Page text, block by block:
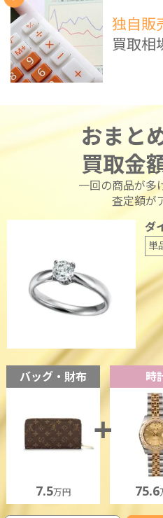
独自販
買取相
おまと
買取金
一回の商品が多
査定額が
ダ
単
バッグ・財布
7.5万円
時
75.6